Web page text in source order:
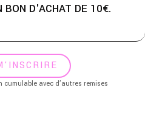
BON D'ACHAT DE 10€.
cumulable avec d’autres remises